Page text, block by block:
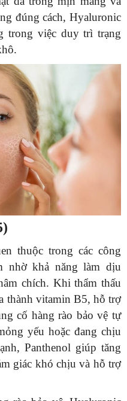
đúng cách, Hyaluronic
trong việc duy trì trạng
thuộc trong các công
nhờ khả năng làm dịu
chích. Khi thẩm thấu
thành vitamin B5, hỗ trợ
cố hàng rào bảo vệ tự
yếu hoặc đang chịu
Panthenol giúp tăng
giác khó chịu và hỗ trợ